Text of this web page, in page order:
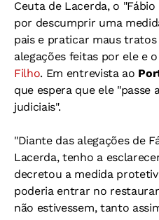
Ceuta de Lacerda, o "Fábio
por descumprir uma
pais e praticar maus
alegações feitas por ele e o
Filho. Em entrevista ao
que espera que ele "passe
judiciais".
"Diante das alegações de
Lacerda, tenho a
decretou a medida
poderia entrar no
não estivessem, tanto